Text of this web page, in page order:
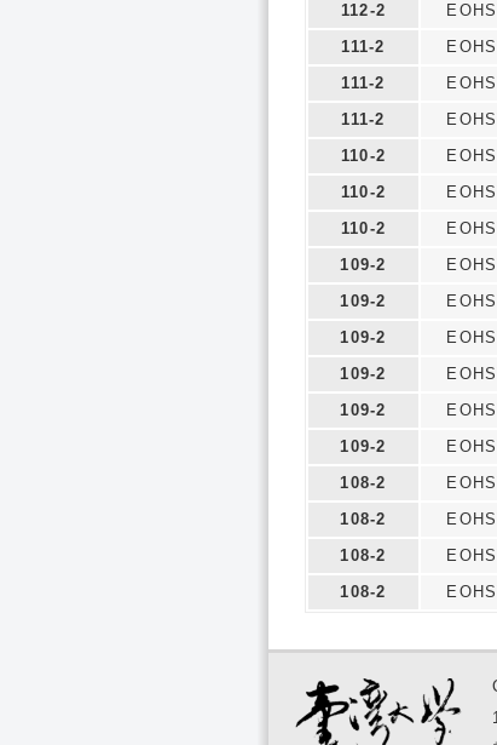
112-2
111-2
111-2
111-2
110-2
110-2
110-2
109-2
109-2
109-2
109-2
109-2
109-2
108-2
108-2
108-2
108-2